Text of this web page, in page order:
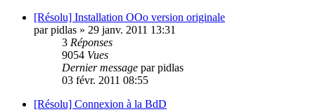
[Résolu] Installation OOo version originale
parpidlas » 29 janv. 2011 13:31
3 Réponses
9054 Vues
Dernier message parpidlas
03 févr. 2011 08:55
[Résolu] Connexion à la BdD